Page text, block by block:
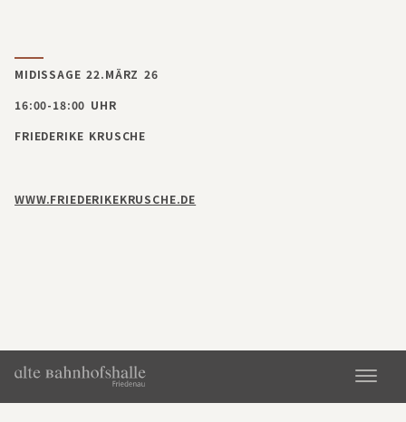
Vermietung
Kultur
Kontakt
MIDISSAGE 22.MÄRZ 26
16:00-18:00 UHR
FRIEDERIKE KRUSCHE
WWW.FRIEDERIKEKRUSCHE.DE